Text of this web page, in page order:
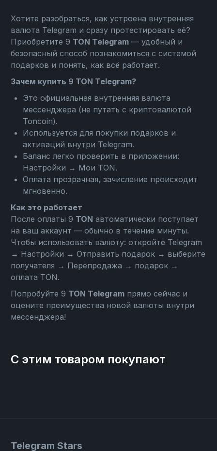
Хотите разобраться, как устроена внутренняя
валюта Telegram и сразу протестировать её?
Приобретите 9 TON Telegram — удобный и
безопасный способ познакомиться с системой
подарков и понять, как всё работает.
Зачем купить 9 TON Telegram?
Это официальная внутренняя валюта
мессенджера (не путать с криптовалютой
Toncoin).
Используется для покупки подарков и
активаций внутри Telegram.
Баланс легко проверить в приложении:
Настройки → Мои TON.
Оплата прозрачная, зачисление происходит
мгновенно.
Как это работает
После оплаты 9 TON автоматически поступает
на ваш аккаунт — обычно в течение минуты.
Чтобы использовать валюту: откройте Telegram
→ Настройки → Отправить подарок → выберите
получателя → Перепродажа → подарок →
оплата TON.
Попробуйте 9 TON Telegram прямо сейчас и
оцените преимущества новой валюты внутри
мессенджера!
С этим товаром покупают
Telegram Stars